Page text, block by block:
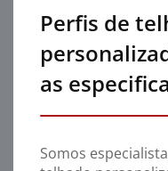
Perfis de
as
Somos